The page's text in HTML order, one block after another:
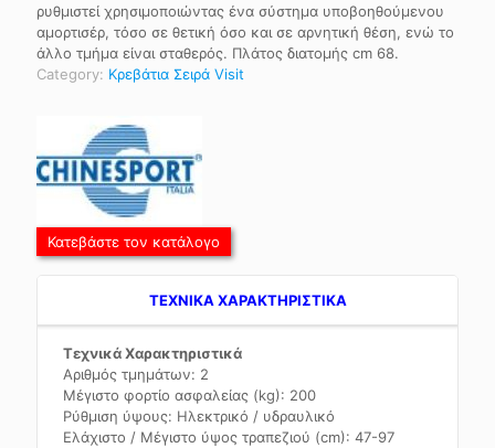
ρυθμιστεί χρησιμοποιώντας ένα σύστημα υποβοηθούμενου
αμορτισέρ, τόσο σε θετική όσο και σε αρνητική θέση, ενώ το
άλλο τμήμα είναι σταθερός. Πλάτος διατομής cm 68.
Category: Κρεβάτια Σειρά Visit
Κατεβάστε τον κατάλογο
TEXNIKA ΧΑΡΑΚΤΗΡΙΣΤΙΚΑ
Τεχνικά Χαρακτηριστικά
Αριθμός τμημάτων: 2
Μέγιστο φορτίο ασφαλείας (kg): 200
Ρύθμιση ύψους: Ηλεκτρικό / υδραυλικό
Ελάχιστο / Μέγιστο ύψος τραπεζιού (cm): 47-97